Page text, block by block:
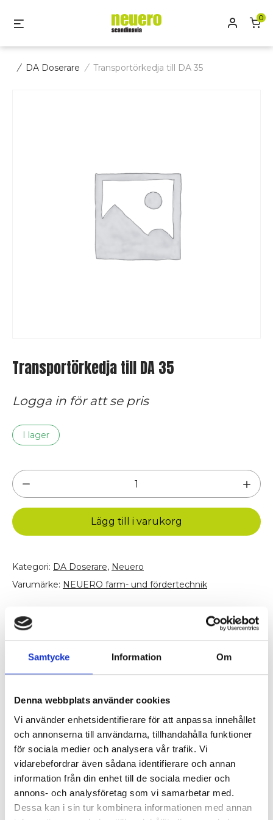
Samtycke Information Om
Denna webbplats använder cookies
Vi använder enhetsidentifierare för att anpassa innehållet
och annonserna till användarna, tillhandahålla funktioner
för sociala medier och analysera vår trafik. Vi
vidarebefordrar även sådana identifierare och annan
information från din enhet till de sociala medier och
annons- och analysföretag som vi samarbetar med.
Dessa kan i sin tur kombinera informationen med annan
Mitt0
/ DA Doserare / Transportörkedja till DA 35
Transportörkedja till DA 35
Logga in för att se pris
I lager
Transportörkedja
till
DA
35
Lägg till i varukorg
Kategori: DA Doserare, Neuero
Varumärke: NEUERO farm- und fördertechnik
Ytterligare information
med
OEM Nr. 46383
Antal
Länkar
156 st